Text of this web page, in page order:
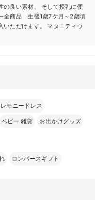
の良い素材、 そして授乳に便
全商品 生後1歳7ケ月～2歳頃
いただけます。 マタニティウ
モニードレス
ベビー 雑貨 お出かけグッズ
ロンパースギフト
認する